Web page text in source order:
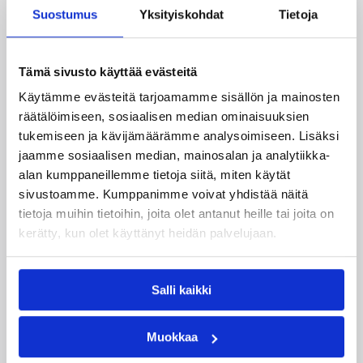
Suostumus Yksityiskohdat Tietoja
Tämä sivusto käyttää evästeitä
Käytämme evästeitä tarjoamamme sisällön ja mainosten
räätälöimiseen, sosiaalisen median ominaisuuksien
tukemiseen ja kävijämäärämme analysoimiseen. Lisäksi
jaamme sosiaalisen median, mainosalan ja analytiikka-
alan kumppaneillemme tietoja siitä, miten käytät
sivustoamme. Kumppanimme voivat yhdistää näitä
tietoja muihin tietoihin, joita olet antanut heille tai joita on
kerätty, kun olet käyttänyt heidän palvelujaan.
Salli kaikki
Muokkaa
Suomesta kuin ulkomailta.
Mikko Salminen BC Nokian
toiminnanjohtajaksi